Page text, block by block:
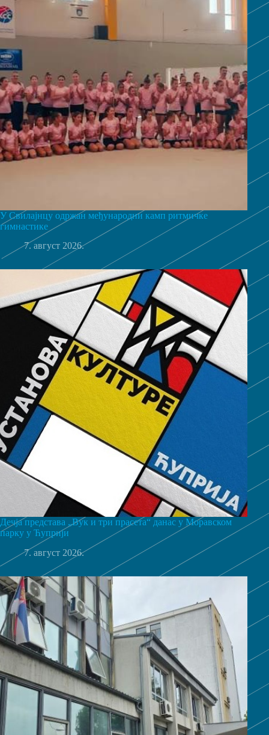
У Свилајнцу одржан међународни камп ритмичке
гимнастике
7. август 2026.
Дечја представа „Вук и три прасета“ данас у Моравском
парку у Ћуприји
7. август 2026.